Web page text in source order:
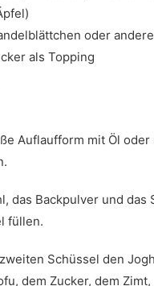
oder
als Topping
Auflaufform mit Öl oder
das Backpulver und das
füllen.
Schüssel den
dem Zucker, dem Zimt,